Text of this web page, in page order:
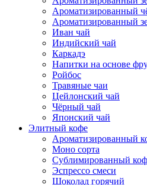
Ароматизированный
Ароматизированный
Иван чай
Индийский чай
Каркадэ
Напитки на основе
Ройбос
Травяные чаи
Цейлонский чай
Чёрный чай
Японский чай
Элитный кофе
Ароматизированный
Моно сорта
Сублимированный
Эспрессо смеси
Шоколад горячий